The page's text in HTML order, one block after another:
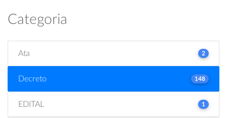
Categoria
Ata 2
Decreto 148
EDITAL 1